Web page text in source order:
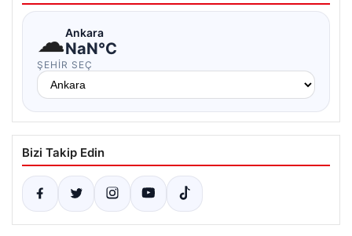
☁Ankara
NaN°C
ŞEHIR SEÇ
Bizi Takip Edin